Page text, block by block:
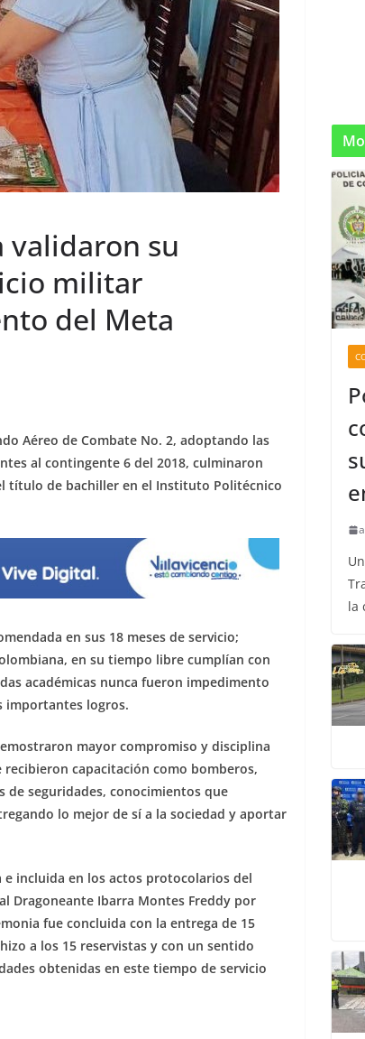
validaron su
militar
del Meta
Aéreo de Combate No. 2, adoptando las
al contingente 6 del 2018, culminaron
título de bachiller en el Instituto Politécnico
en sus 18 meses de servicio;
en su tiempo libre cumplían con
académicas nunca fueron impedimento
importantes logros.
mayor compromiso y disciplina
capacitación como bomberos,
de seguridades, conocimientos que
lo mejor de sí a la sociedad y aportar
incluida en los actos protocolarios del
Dragoneante Ibarra Montes Freddy por
fue concluida con la entrega de 15
a los 15 reservistas y con un sentido
obtenidas en este tiempo de servicio
la